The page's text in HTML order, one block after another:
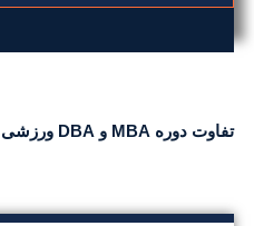
تفاوت دوره MBA و DBA ورزشی